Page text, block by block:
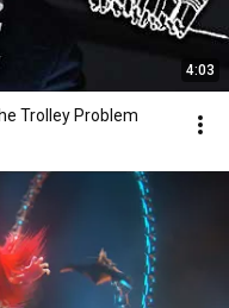
4:03
Trolley Problem